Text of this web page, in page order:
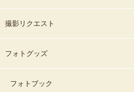
撮影リクエスト
フォトグッズ
フォトブック